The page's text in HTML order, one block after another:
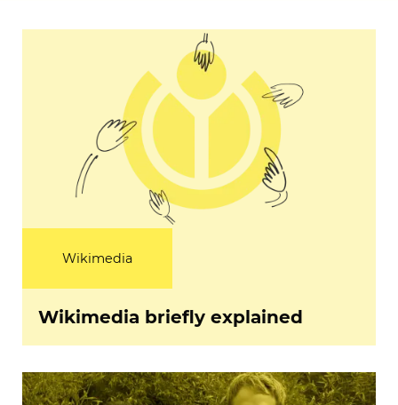
Wikimedia
Wikimedia briefly explained